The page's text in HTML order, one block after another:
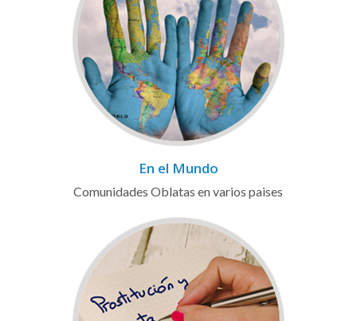
En el Mundo
Comunidades Oblatas en varios paises